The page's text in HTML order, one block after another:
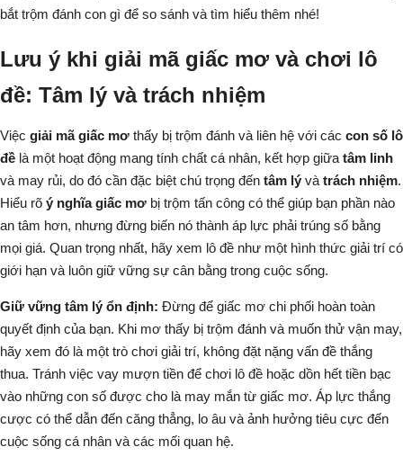
bắt trộm đánh con gì để so sánh và tìm hiểu thêm nhé!
Lưu ý khi giải mã giấc mơ và chơi lô
đề: Tâm lý và trách nhiệm
Việc giải mã giấc mơ thấy bị trộm đánh và liên hệ với các con số lô
đề là một hoạt động mang tính chất cá nhân, kết hợp giữa tâm linh
và may rủi, do đó cần đặc biệt chú trọng đến tâm lý và trách nhiệm.
Hiểu rõ ý nghĩa giấc mơ bị trộm tấn công có thể giúp bạn phần nào
an tâm hơn, nhưng đừng biến nó thành áp lực phải trúng số bằng
mọi giá. Quan trọng nhất, hãy xem lô đề như một hình thức giải trí có
giới hạn và luôn giữ vững sự cân bằng trong cuộc sống.
Giữ vững tâm lý ổn định: Đừng để giấc mơ chi phối hoàn toàn
quyết định của bạn. Khi mơ thấy bị trộm đánh và muốn thử vận may,
hãy xem đó là một trò chơi giải trí, không đặt nặng vấn đề thắng
thua. Tránh việc vay mượn tiền để chơi lô đề hoặc dồn hết tiền bạc
vào những con số được cho là may mắn từ giấc mơ. Áp lực thắng
cược có thể dẫn đến căng thẳng, lo âu và ảnh hưởng tiêu cực đến
cuộc sống cá nhân và các mối quan hệ.